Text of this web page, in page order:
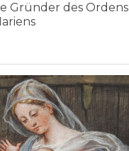
Gründer des Ordens